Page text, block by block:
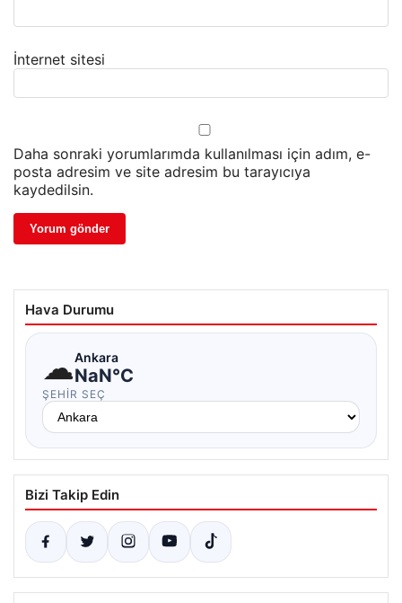
İnternet sitesi
Daha sonraki yorumlarımda kullanılması için adım, e-
posta adresim ve site adresim bu tarayıcıya
kaydedilsin.
Hava Durumu
☁Ankara
NaN°C
ŞEHIR SEÇ
Bizi Takip Edin